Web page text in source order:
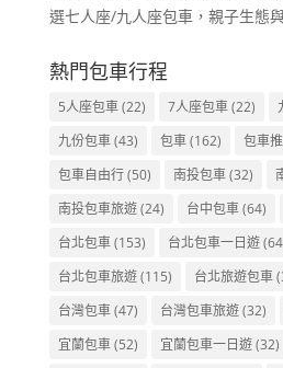
選七人座/九人座包車，親子生態
熱門包車行程
5人座包車(22) 7人座包車(22)
九份包車(43) 包車(162) 包車
包車自由行(50) 南投包車(32)
南投包車旅遊(24) 台中包車(64)
台北包車(153) 台北包車一日遊
台北包車旅遊(115) 台北旅遊包車
台灣包車(47) 台灣包車旅遊(32)
宜蘭包車(52) 宜蘭包車一日遊(32)